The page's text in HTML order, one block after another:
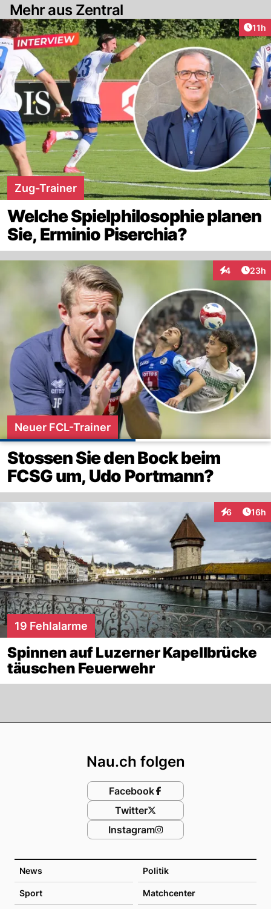
Mehr aus Zentral
11h
Zug-Trainer
Welche Spielphilosophie planen
Sie, Erminio Piserchia?
4
Interaktionen
23h
Neuer FCL-Trainer
Stossen Sie den Bock beim
FCSG um, Udo Portmann?
6
Interaktionen
16h
19 Fehlalarme
Spinnen auf Luzerner Kapellbrücke
täuschen Feuerwehr
News Politik
Sport Matchcenter
Nau.ch folgen
Facebook
Twitter
Instagram